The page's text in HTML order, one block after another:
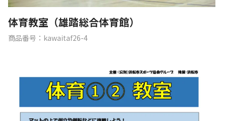
体育教室（雄踏総合体育館）
商品番号：kawaitaf26-4